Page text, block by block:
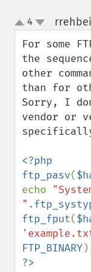
up
down
4
For some
the
other
than for
Sorry, I
vendor or
<?php
ftp_pasv(
echo
" .
ftp_fput(
FTP_BINARY